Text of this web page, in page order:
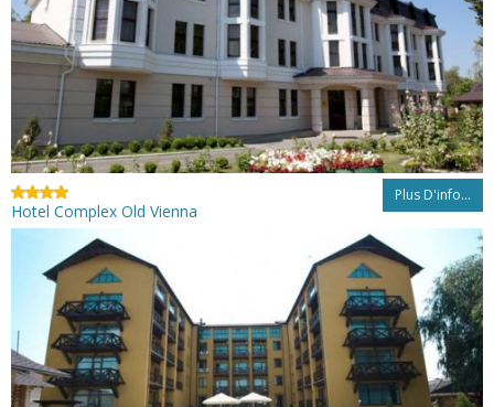
Plus D'info...
Hotel Complex Old Vienna